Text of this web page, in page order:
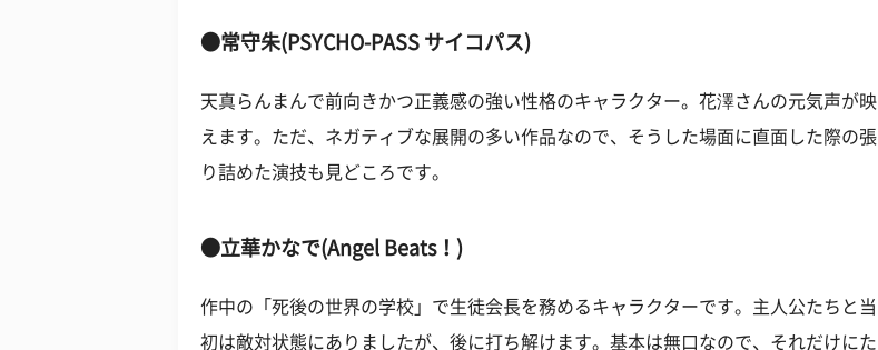
●常守朱(PSYCHO-PASS サイコパス)
天真らんまんで前向きかつ正義感の強い性格のキャラクター。花澤さんの元気声が映
えます。ただ、ネガティブな展開の多い作品なので、そうした場面に直面した際の張
り詰めた演技も見どころです。
●立華かなで(Angel Beats！)
作中の「死後の世界の学校」で生徒会長を務めるキャラクターです。主人公たちと当
初は敵対状態にありましたが、後に打ち解けます。基本は無口なので、それだけにた